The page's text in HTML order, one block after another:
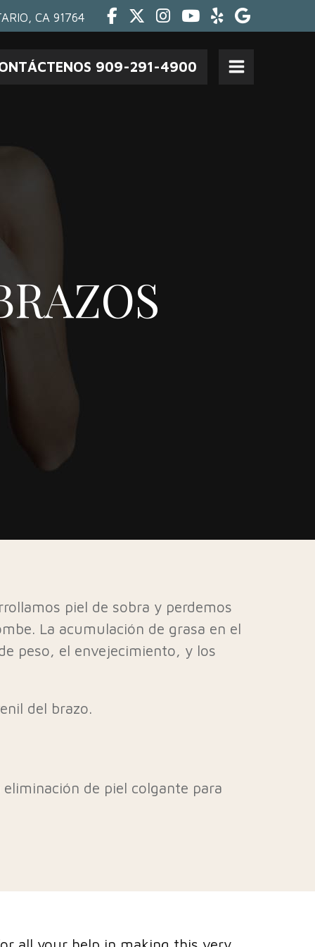
CA 91764 Facebook
Twitter
Instagram
Youtube
YelpGoogle
909-291-4900
piel de sobra y perdemos
La acumulación de grasa en el
peso, el envejecimiento, y los
del brazo.
de piel colgante para